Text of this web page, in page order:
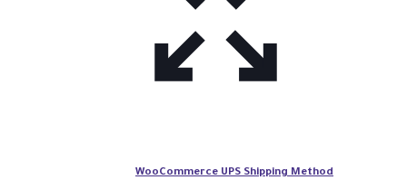
WooCommerce UPS Shipping Method